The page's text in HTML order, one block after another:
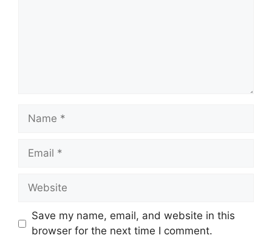
Name
Email
Website
Save my name, email, and website in this
browser for the next time I comment.